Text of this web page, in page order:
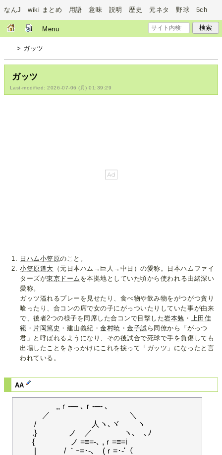
なんJ wiki まとめ 用語 意味 説明 歴史 元ネタ 野球 5ch
Menu
> ガッツ
ガッツ
Last-modified: 2026-07-06 (月) 01:39:29
日ハム小笠原のこと。
小笠原道大 （元日本ハム→巨人→中日）の愛称。日本ハムファイ
ターズが東京ドーム を本拠地としていた頃から使われる由緒深い
愛称。
ガッツ溢れるプレーを見せたり、食べ物や飲み物をがつがつ貪り
喰ったり、合コンの席で女の子にがっついたりしていた事が由来
で、後者2つの様子を同席した合コンで目撃した岩本勉 ・ 上田 佳
範 ・ 片岡篤史 ・建山義紀・金村暁 ・金子誠 ら同僚から「がっつ
君」と呼ばれるようになり、その後試合で死球で手を負傷しても
出場したことをきっかけにこれを捩って「ガッツ」になったと言
われている。
AA
,,ｒ-─- ､ｒ-─- ､
／　　　　　　　　　　＼
/　　　　　　　人ヽ､ヾ 　　ヽ
.}　　　　ノ　／　　　　ヽ､ゝ､ﾉ
{　　　 　 ノ =≡=-､ ,ｒ=≡=i
| 　　　 / ｀ｰ=･-､　(ｒ=･-'（